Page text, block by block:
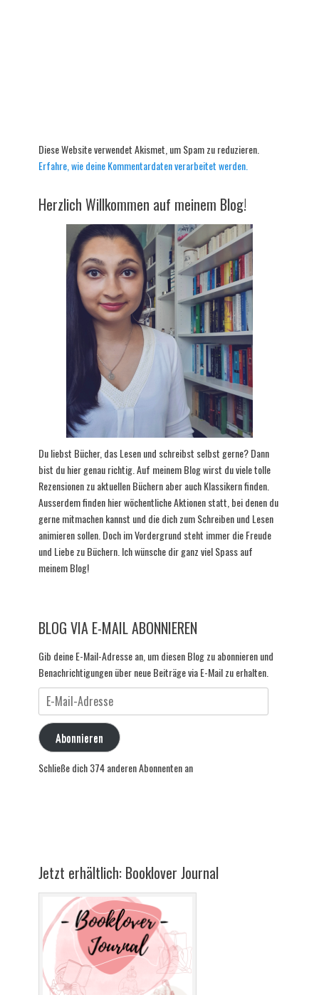
Diese Website verwendet Akismet, um Spam zu reduzieren.
Erfahre, wie deine Kommentardaten verarbeitet werden.
Herzlich Willkommen auf meinem Blog!
Du liebst Bücher, das Lesen und schreibst selbst gerne? Dann
bist du hier genau richtig. Auf meinem Blog wirst du viele tolle
Rezensionen zu aktuellen Büchern aber auch Klassikern finden.
Ausserdem finden hier wöchentliche Aktionen statt, bei denen du
gerne mitmachen kannst und die dich zum Schreiben und Lesen
animieren sollen. Doch im Vordergrund steht immer die Freude
und Liebe zu Büchern. Ich wünsche dir ganz viel Spass auf
meinem Blog!
BLOG VIA E-MAIL ABONNIEREN
Gib deine E-Mail-Adresse an, um diesen Blog zu abonnieren und
Benachrichtigungen über neue Beiträge via E-Mail zu erhalten.
Mail-
Adresse
Abonnieren
Schließe dich 374 anderen Abonnenten an
Jetzt erhältlich: Booklover Journal